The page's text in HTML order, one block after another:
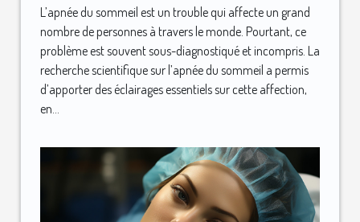
L’apnée du sommeil est un trouble qui affecte un grand
nombre de personnes à travers le monde. Pourtant, ce
problème est souvent sous-diagnostiqué et incompris. La
recherche scientifique sur l’apnée du sommeil a permis
d’apporter des éclairages essentiels sur cette affection,
en...